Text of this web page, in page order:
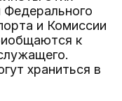
и Комиссии
к
храниться в